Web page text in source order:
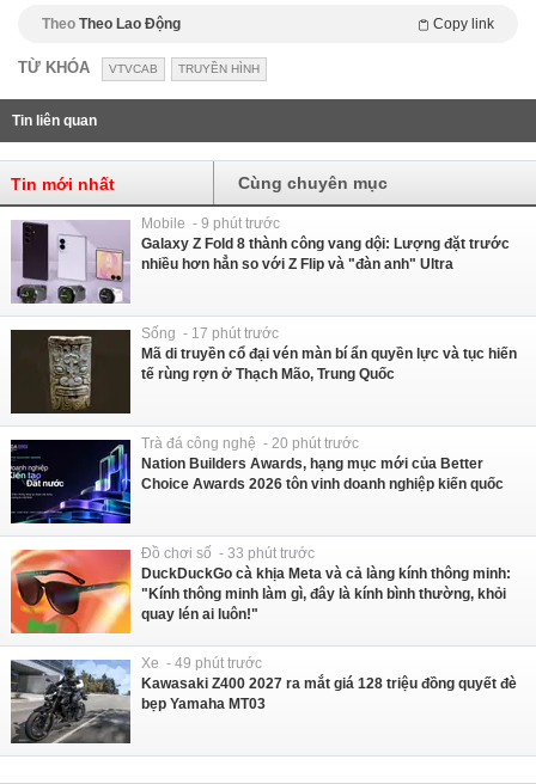
Theo Theo Lao Động Copy link
TỪ KHÓA VTVCAB TRUYỀN HÌNH
Tin liên quan
Tin mới nhất Cùng chuyên mục
Mobile - 9 phút trước
Galaxy Z Fold 8 thành công vang dội: Lượng đặt trước
nhiều hơn hẳn so với Z Flip và "đàn anh" Ultra
Sống - 17 phút trước
Mã di truyền cổ đại vén màn bí ẩn quyền lực và tục hiến
tế rùng rợn ở Thạch Mão, Trung Quốc
Trà đá công nghệ - 20 phút trước
Nation Builders Awards, hạng mục mới của Better
Choice Awards 2026 tôn vinh doanh nghiệp kiến quốc
Đồ chơi số - 33 phút trước
DuckDuckGo cà khịa Meta và cả làng kính thông minh:
"Kính thông minh làm gì, đây là kính bình thường, khỏi
quay lén ai luôn!"
Xe - 49 phút trước
Kawasaki Z400 2027 ra mắt giá 128 triệu đồng quyết đè
bẹp Yamaha MT03